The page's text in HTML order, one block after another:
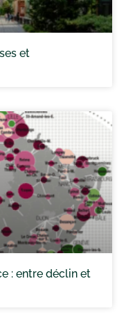
et
: entre déclin et